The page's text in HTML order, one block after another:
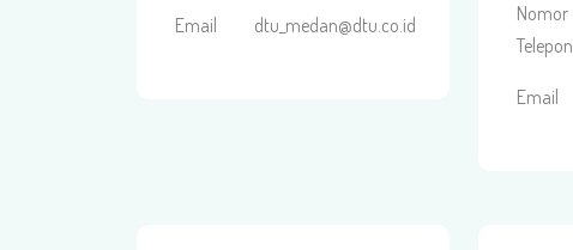
Email dtu_medan@dtu.co.id
Nomor
Telepon
Email